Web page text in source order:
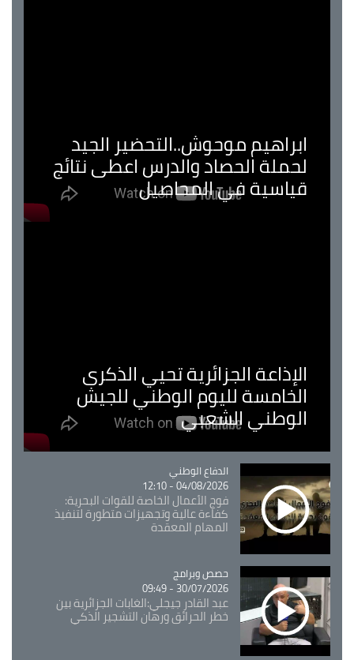
ابراهيم موحوش..التحضير الجيد
لحملة الحصاد والدرس اعطى نتائج
قياسية في المحاصيل
الإذاعة الجزائرية تحيي الذكرى
الخامسة لليوم الوطني للجيش
الوطني الشعبي
Catégorie
الدفاع الوطني
04/08/2026 - 12:10
فوج الأعمال الخاصة للقوات البحرية:
كفاءة عالية وتجهيزات متطورة لتنفيذ
المهام المعقدة
Catégorie
حصص وبرامج
30/07/2026 - 09:49
عبد القادر جيجلي:الغابات الجزائرية بين
خطر الحرائق ورهان التشجير الذكي